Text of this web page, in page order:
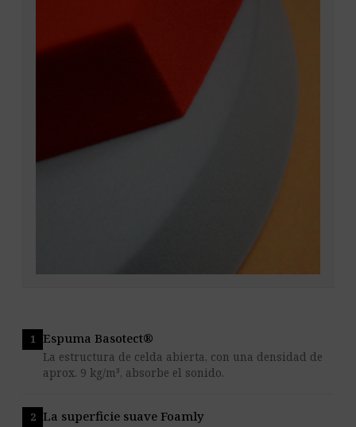
Espuma Basotect®
La estructura de celda abierta, con una densidad de
aprox. 9 kg/m³, absorbe el sonido.
La superficie suave Foamly